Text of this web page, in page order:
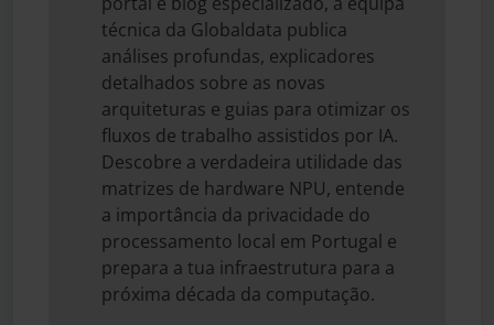
técnica da Globaldata publica
análises profundas, explicadores
detalhados sobre as novas
arquiteturas e guias para otimizar os
fluxos de trabalho assistidos por IA.
Descobre a verdadeira utilidade das
matrizes de hardware NPU, entende
a importância da privacidade do
processamento local em Portugal e
prepara a tua infraestrutura para a
próxima década da computação.